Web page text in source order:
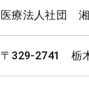
医療法人社団
〒329-2741 栃